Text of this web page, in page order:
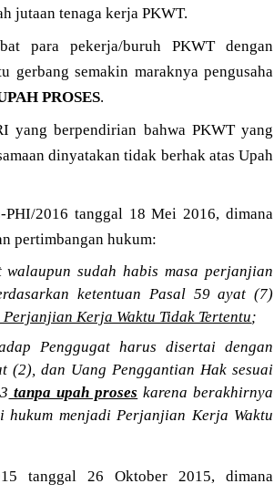
jutaan tenaga kerja PKWT.
para pekerja/buruh PKWT dengan
gerbang semakin maraknya pengusaha
PROSES.
yang berpendirian bahwa PKWT yang
dinyatakan tidak berhak atas Upah
2016 tanggal 18 Mei 2016, dimana
pertimbangan hukum:
sudah habis masa perjanjian
ketentuan Pasal 59 ayat (7)
Kerja Waktu Tidak Tertentu;
Penggugat harus disertai dengan
(2), dan Uang Penggantian Hak sesuai
tanpa upah proses karena berakhirnya
menjadi Perjanjian Kerja Waktu
tanggal 26 Oktober 2015, dimana